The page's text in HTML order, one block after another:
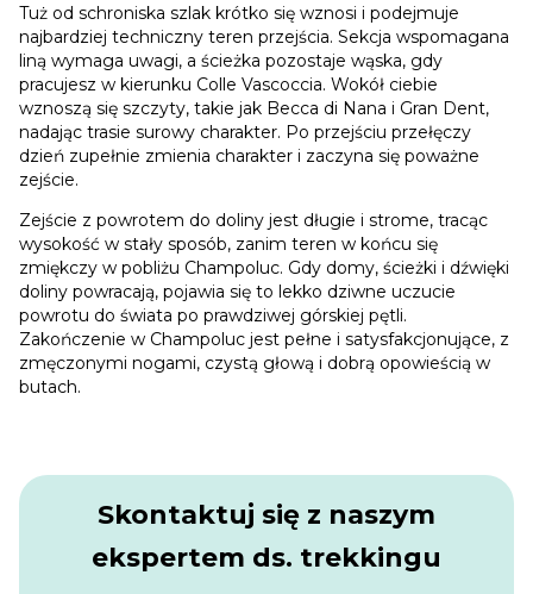
Tuż od schroniska szlak krótko się wznosi i podejmuje
najbardziej techniczny teren przejścia. Sekcja wspomagana
liną wymaga uwagi, a ścieżka pozostaje wąska, gdy
pracujesz w kierunku Colle Vascoccia. Wokół ciebie
wznoszą się szczyty, takie jak Becca di Nana i Gran Dent,
nadając trasie surowy charakter. Po przejściu przełęczy
dzień zupełnie zmienia charakter i zaczyna się poważne
zejście.
Zejście z powrotem do doliny jest długie i strome, tracąc
wysokość w stały sposób, zanim teren w końcu się
zmiękczy w pobliżu Champoluc. Gdy domy, ścieżki i dźwięki
doliny powracają, pojawia się to lekko dziwne uczucie
powrotu do świata po prawdziwej górskiej pętli.
Zakończenie w Champoluc jest pełne i satysfakcjonujące, z
zmęczonymi nogami, czystą głową i dobrą opowieścią w
butach.
Skontaktuj się z naszym
ekspertem ds. trekkingu